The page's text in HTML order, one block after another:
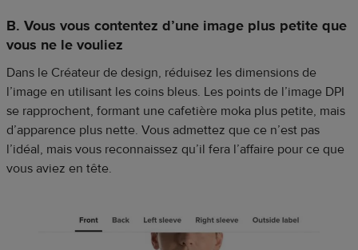
B. Vous vous contentez d’une image plus petite que
vous ne le vouliez
Dans le Créateur de design, réduisez les dimensions de
l’image en utilisant les coins bleus. Les points de l’image DPI
se rapprochent, formant une cafetière moka plus petite, mais
d’apparence plus nette. Vous admettez que ce n’est pas
l’idéal, mais vous reconnaissez qu’il fera l’affaire pour ce que
vous aviez en tête.